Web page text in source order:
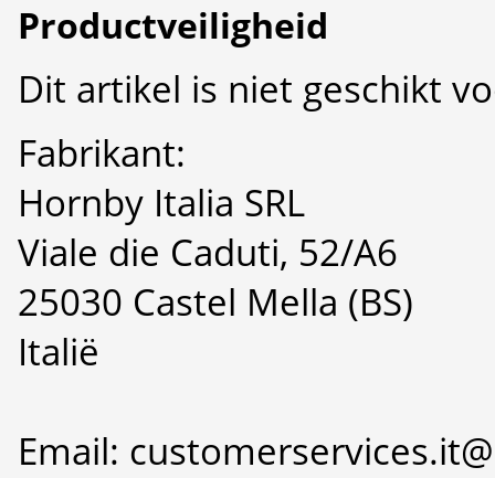
Productveiligheid
Dit artikel is niet geschikt
Fabrikant:
Hornby Italia SRL
Viale die Caduti, 52/A6
25030 Castel Mella (BS)
Italië
Email: